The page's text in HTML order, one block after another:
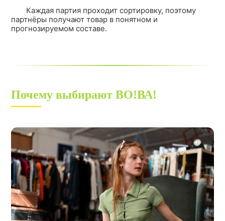
Каждая партия проходит сортировку, поэтому
партнёры получают товар в понятном и
прогнозируемом составе.
Почему выбирают ВО!ВА!